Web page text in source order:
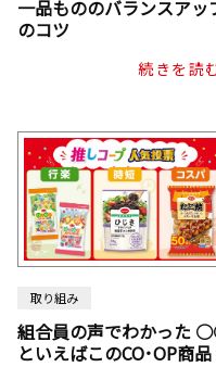
一品もののバランスアッ
のコツ
続きを読
取り組み
組合員の声でわかった
といえばこのCO･OP商品